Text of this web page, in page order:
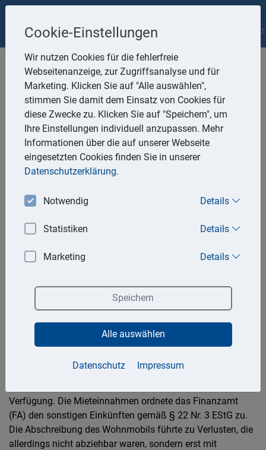
Datenschutz
Aktuell
02.04.2026
Hochpreissegment kann ein Gegenstand des täglichen
Gebrauchs sein
Der IX. Senat des Bundesfinanzhofs (BFH) hat seine
Rechtsprechung zu den Anforderungen an einen
Gegenstand des täglichen Gebrauchs (§ 23 Abs. 1 Satz 1
Nr. 2 Satz 2 des Einkommensteuergesetzes --EStG--)
Gewinn/Verlust aus dem Verkauf hochpreisiger
Wirtschaftsgüter des Alltagsgebrauchs nicht als privates
Veräußerungsgeschäft zu besteuern ist.
Im Streitfall kauften die Kläger (Eheleute) ein Wohnmobil
GmbH, deren Gesellschafterin die Klägerin ist. In der
Verfügung. Die Mieteinnahmen ordnete das Finanzamt
(FA) den sonstigen Einkünften gemäß § 22 Nr. 3 EStG zu.
Die Abschreibung des Wohnmobils führte zu Verlusten, die
allerdings nicht abziehbar waren, sondern erst mit
Cookie-Einstellungen
Wir nutzen Cookies für die fehlerfreie
Webseitenanzeige, zur Zugriffsanalyse und für
Marketing. Klicken Sie auf "Alle auswählen",
stimmen Sie damit dem Einsatz von Cookies für
diese Zwecke zu. Klicken Sie auf "Speichern", um
Ihre Einstellungen individuell anzupassen. Mehr
Informationen über die auf unserer Webseite
eingesetzten Cookies finden Sie in unserer
Datenschutzerklärung.
Notwendig Details
Statistiken Details
Marketing Details
Datenschutz Impressum
Speichern
Alle auswählen